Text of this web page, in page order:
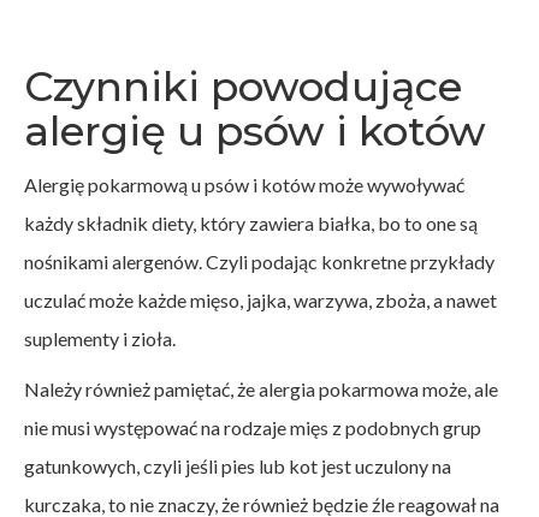
Czynniki powodujące
alergię u psów i kotów
Alergię pokarmową u psów i kotów może wywoływać
każdy składnik diety, który zawiera białka, bo to one są
nośnikami alergenów. Czyli podając konkretne przykłady
uczulać może każde mięso, jajka, warzywa, zboża, a nawet
suplementy i zioła.
Należy również pamiętać, że alergia pokarmowa może, ale
nie musi występować na rodzaje mięs z podobnych grup
gatunkowych, czyli jeśli pies lub kot jest uczulony na
kurczaka, to nie znaczy, że również będzie źle reagował na